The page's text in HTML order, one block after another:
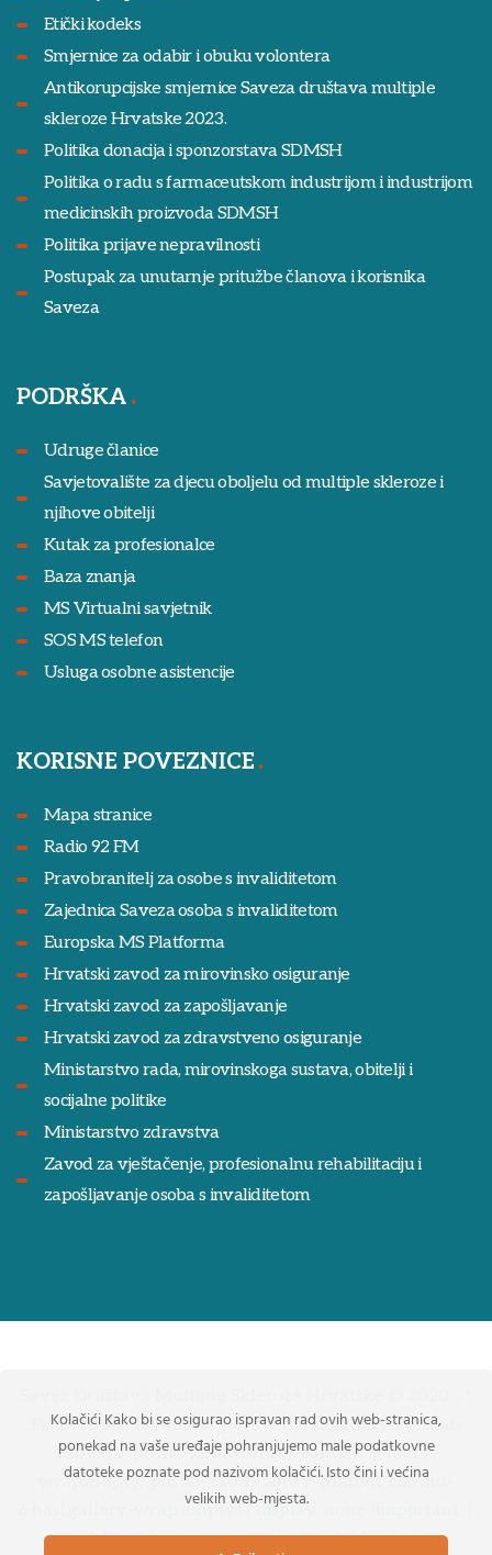
Etički kodeks
Smjernice za odabir i obuku volontera
Antikorupcijske smjernice Saveza društava multiple
skleroze Hrvatske 2023.
Politika donacija i sponzorstava SDMSH
Politika o radu s farmaceutskom industrijom i industrijom
medicinskih proizvoda SDMSH
Politika prijave nepravilnosti
Postupak za unutarnje pritužbe članova i korisnika
Saveza
PODRŠKA
Udruge članice
Savjetovalište za djecu oboljelu od multiple skleroze i
njihove obitelji
Kutak za profesionalce
Baza znanja
MS Virtualni savjetnik
SOS MS telefon
Usluga osobne asistencije
KORISNE POVEZNICE
Mapa stranice
Radio 92 FM
Pravobranitelj za osobe s invaliditetom
Zajednica Saveza osoba s invaliditetom
Europska MS Platforma
Hrvatski zavod za mirovinsko osiguranje
Hrvatski zavod za zapošljavanje
Hrvatski zavod za zdravstveno osiguranje
Ministarstvo rada, mirovinskoga sustava, obitelji i
socijalne politike
Ministarstvo zdravstva
Zavod za vještačenje, profesionalnu rehabilitaciju i
zapošljavanje osoba s invaliditetom
Fix portfolio layout for post without gallery - postid-
22039 */ .postid-22039 .entry-content .gallery-
wrap:empty, .postid-22039 .entry-content .col-md-
6:has(.gallery-wrap:empty) { display: none !important; }
.postid-22039 .entry-content .col-md-6:has(.entry-
Kolačići Kako bi se osigurao ispravan rad ovih web-stranica,
ponekad na vaše uređaje pohranjujemo male podatkovne
datoteke poznate pod nazivom kolačići. Isto čini i većina
velikih web-mjesta.